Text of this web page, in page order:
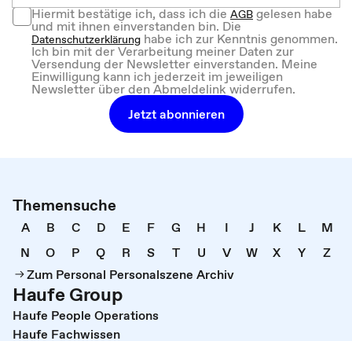
Hiermit bestätige ich, dass ich dieAGBgelesen habe
und mit ihnen einverstanden bin. Die
Datenschutzerklärung habe ich zur Kenntnis genommen.
Ich bin mit der Verarbeitung meiner Daten zur
Versendung der Newsletter einverstanden. Meine
Einwilligung kann ich jederzeit im jeweiligen
Newsletter über den Abmeldelink widerrufen.
Jetzt abonnieren
Themensuche
A B C D E F G H I J K L
M
N
O P Q R S T U V W X Y
Z
Zum Personal Personalszene Archiv
Haufe Group
Haufe People Operations
Haufe Fachwissen